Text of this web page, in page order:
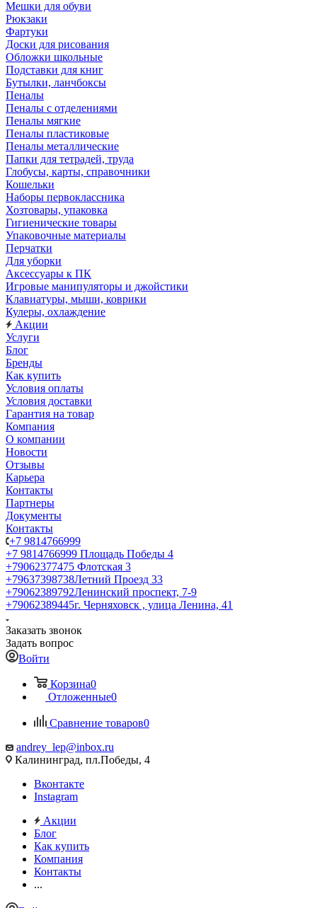
Мешки для обуви
Рюкзаки
Фартуки
Доски для рисования
Обложки школьные
Подставки для книг
Бутылки, ланчбоксы
Пеналы
Пеналы с отделениями
Пеналы мягкие
Пеналы пластиковые
Пеналы металлические
Папки для тетрадей, труда
Глобусы, карты, справочники
Кошельки
Наборы первоклассника
Хозтовары, упаковка
Гигиенические товары
Упаковочные материалы
Перчатки
Для уборки
Аксессуары к ПК
Игровые манипуляторы и джойстики
Клавиатуры, мыши, коврики
Кулеры, охлаждение
Акции
Услуги
Блог
Бренды
Как купить
Условия оплаты
Условия доставки
Гарантия на товар
Компания
О компании
Новости
Отзывы
Карьера
Контакты
Партнеры
Документы
Контакты
+7 9814766999
+7 9814766999 Площадь Победы 4
+79062377475 Флотская 3
+79637398738Летний Проезд 33
+79062389792Ленинский проспект, 7-9
+79062389445г. Черняховск , улица Ленина, 41
Заказать звонок
Задать вопрос
Войти
Корзина0
Отложенные0
Сравнение товаров0
andrey_lep@inbox.ru
Калининград, пл.Победы, 4
Вконтакте
Instagram
Акции
Блог
Как купить
Компания
Контакты
...